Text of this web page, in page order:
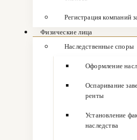
Регистрация компаний
Физические лица
Наследственные споры
Оформление
Оспаривание
ренты
Установление
наследства